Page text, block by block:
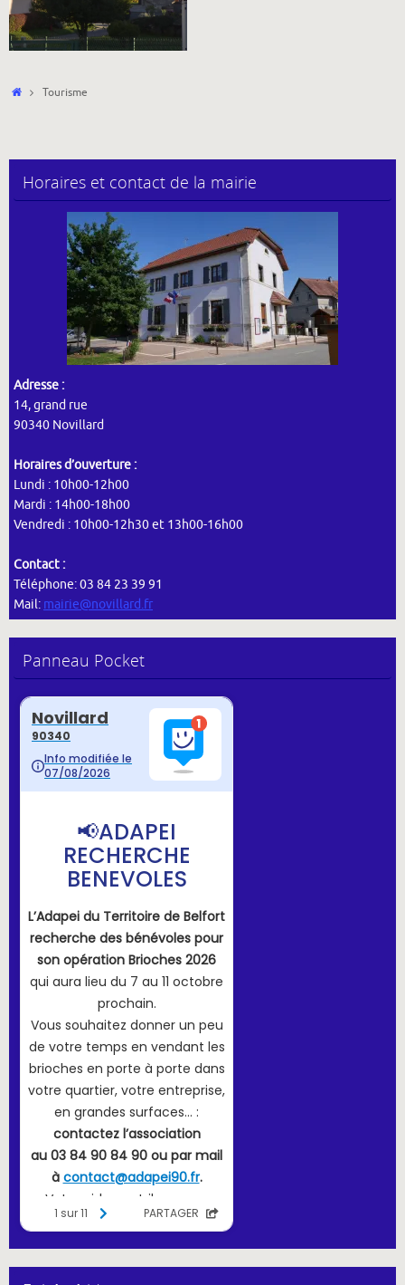
Accueil
Tourisme
Horaires et contact de la mairie
Adresse :
14, grand rue
90340 Novillard
Horaires d’ouverture :
Lundi : 10h00-12h00
Mardi : 14h00-18h00
Vendredi : 10h00-12h30 et 13h00-16h00
Contact :
Téléphone: 03 84 23 39 91
Mail: mairie@novillard.fr
Panneau Pocket